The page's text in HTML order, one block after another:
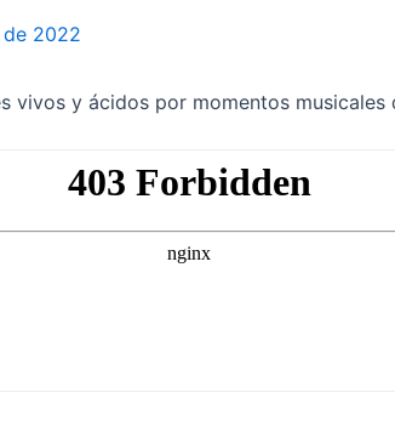
2022
y ácidos por momentos musicales